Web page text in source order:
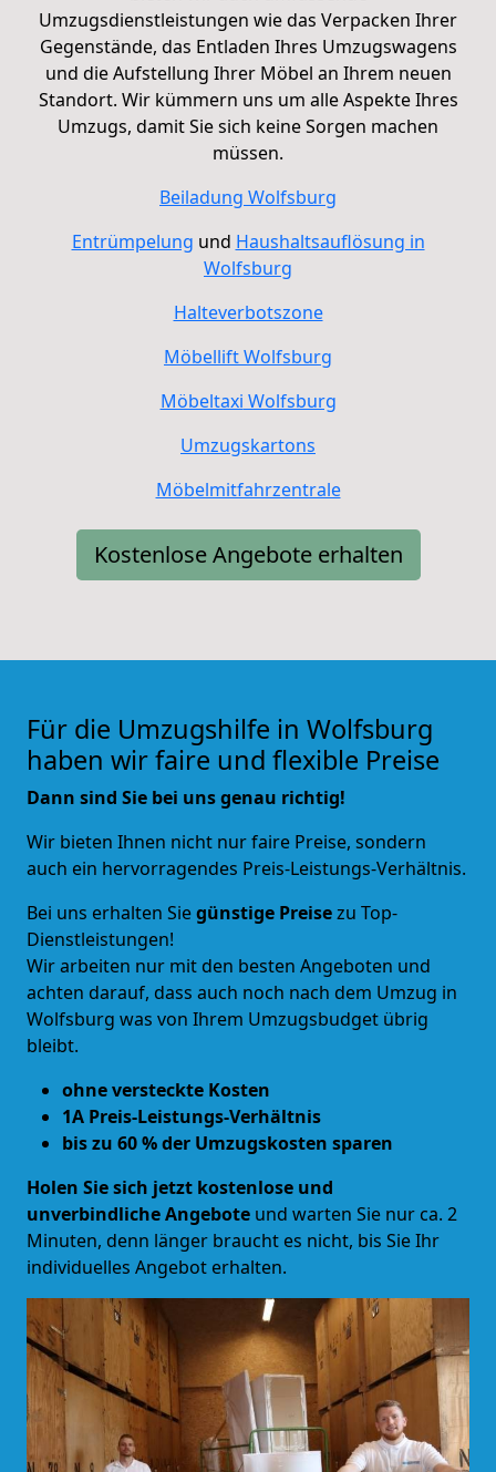
Umzugsdienstleistungen wie das Verpacken Ihrer
Gegenstände, das Entladen Ihres Umzugswagens
und die Aufstellung Ihrer Möbel an Ihrem neuen
Standort. Wir kümmern uns um alle Aspekte Ihres
Umzugs, damit Sie sich keine Sorgen machen
müssen.
Beiladung Wolfsburg
Entrümpelung und Haushaltsauflösung in
Wolfsburg
Halteverbotszone
Möbellift Wolfsburg
Möbeltaxi Wolfsburg
Umzugskartons
Möbelmitfahrzentrale
Kostenlose Angebote erhalten
Für die Umzugshilfe in Wolfsburg
haben wir faire und flexible Preise
Dann sind Sie bei uns genau richtig!
Wir bieten Ihnen nicht nur faire Preise, sondern
auch ein hervorragendes Preis-Leistungs-Verhältnis.
Bei uns erhalten Siegünstige Preisezu Top-
Dienstleistungen!
Wir arbeiten nur mit den besten Angeboten und
achten darauf, dass auch noch nach dem Umzug in
Wolfsburg was von Ihrem Umzugsbudget übrig
bleibt.
ohne versteckte Kosten
1A Preis-Leistungs-Verhältnis
bis zu 60 % der Umzugskosten sparen
Holen Sie sich jetzt kostenlose und
unverbindliche Angebote und warten Sie nur ca. 2
Minuten, denn länger braucht es nicht, bis Sie Ihr
individuelles Angebot erhalten.